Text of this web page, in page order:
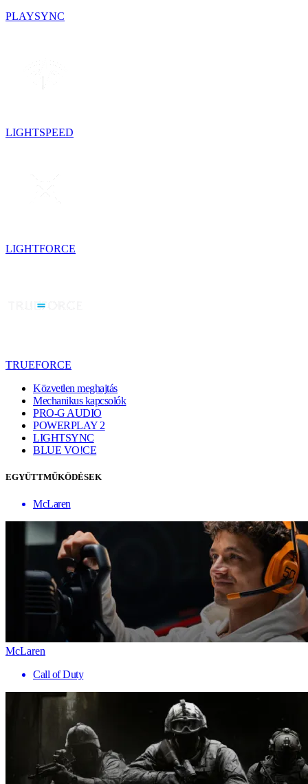
PLAYSYNC
LIGHTSPEED
LIGHTFORCE
TRUEFORCE
Közvetlen meghajtás
Mechanikus kapcsolók
PRO-G AUDIO
POWERPLAY 2
LIGHTSYNC
BLUE VO!CE
EGYÜTTMŰKÖDÉSEK
McLaren
McLaren
Call of Duty